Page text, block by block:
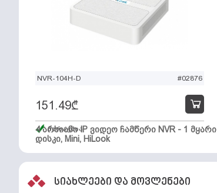
NVR-104H-D #02876
4 არხიანი IP ვიდეო ჩამწერი NVR - 1 მყარი
დისკი, Mini, HiLook
151.49₾
მარაგშია
სიახლეები და მოვლენები